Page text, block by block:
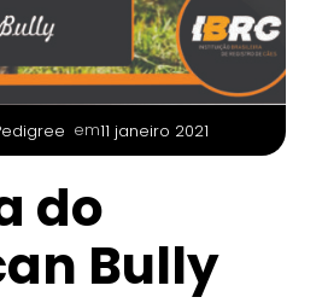
em11 janeiro 2021
do
Bully